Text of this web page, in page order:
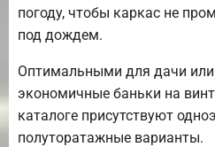
погоду, чтобы каркас не
под дождем.
Оптимальными для дачи или
экономичные баньки на
каталоге присутствуют
полуторатажные варианты.